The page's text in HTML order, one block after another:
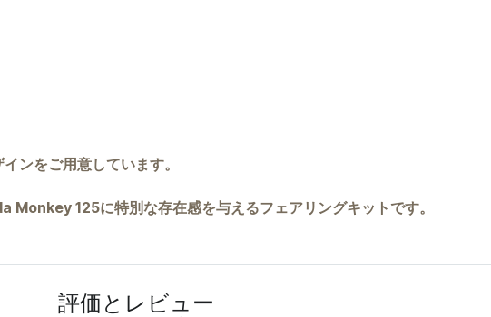
ンをご用意しています。
125に特別な存在感を与えるフェアリングキットです。
評価とレビュー